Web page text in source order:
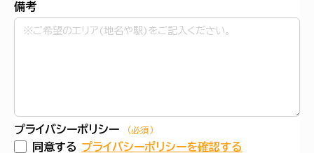
備考
プライバシーポリシー （必須）
同意する プライバシーポリシーを確認する